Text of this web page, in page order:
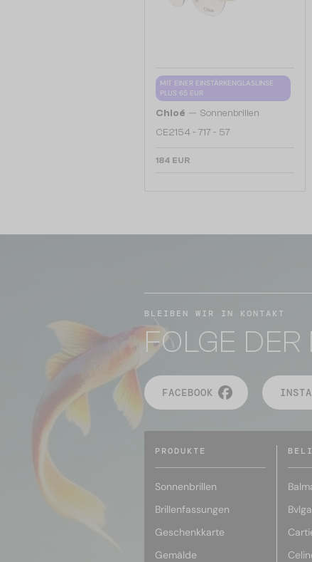
MIT EINER EINSTÄRKENGLASLINSE
PLUS 65 EUR
Chloé — Sonnenbrillen
CE2154 - 717 - 57
184 EUR
BLEIBEN WIR IN KONTAKT
FOLGE DER
FACEBOOK
PRODUKTE
Sonnenbrillen
Brillenfassungen
Geschenkkarte
Gemälde